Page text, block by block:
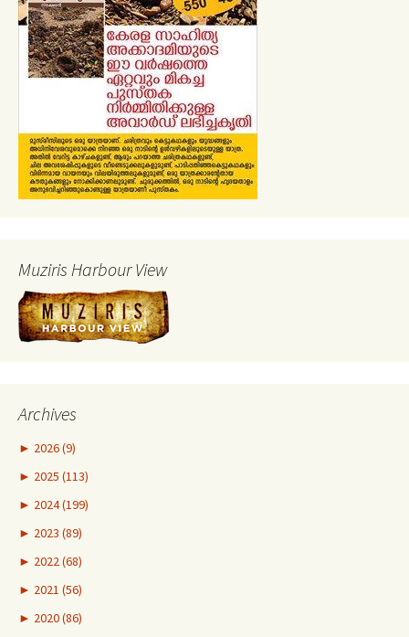
Muziris Harbour View
Archives
► 2026 (9)
► 2025 (113)
► 2024 (199)
► 2023 (89)
► 2022 (68)
► 2021 (56)
► 2020 (86)